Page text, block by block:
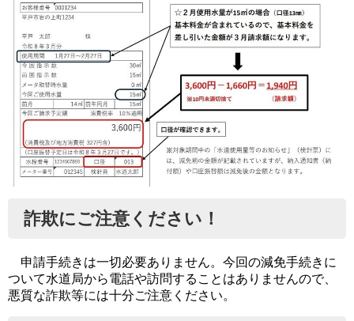
詐欺にご注意ください！
申請手続きは一切必要ありません。今回の減免手続きに
ついて水道局から電話や訪問することはありませんので、
悪質な詐欺等には十分ご注意ください。